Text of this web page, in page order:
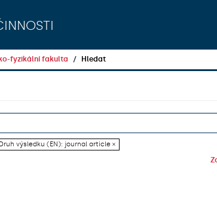
fyzikální fakulta Hledat
Druh výsledku (EN): journal article ×